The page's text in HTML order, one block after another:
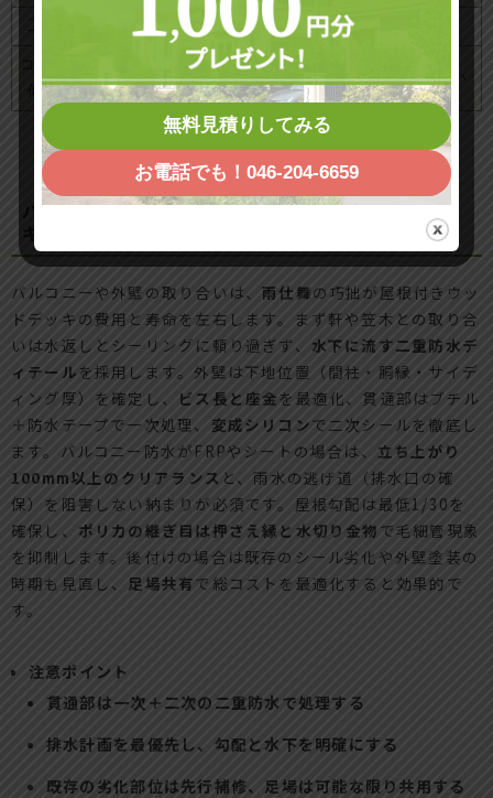
2〜4日
傾向
防水費用が上振れしやすい 基礎費が上振れしやすい
バルコニーや外壁取り合い部分の屋根付きウッドデッ
バルコニーや外壁の取り合いは、雨仕舞の巧拙が屋根付きウッ
ドデッキの費用と寿命を左右します。まず軒や笠木との取り合
いは水返しとシーリングに頼り過ぎず、 水下に流す二重防水デ
ィテールを採用します。外壁は下地位置（間柱・胴縁・サイデ
ィング厚）を確定し、 ビス長と座金 を最適化、貫通部はブチル
＋防水テープで一次処理、 変成シリコンで二次シールを徹底し
ます。バルコニー防水がFRPやシートの場合は、 立ち上がり
100mm以上のクリアランス と、雨水の逃げ道（排水口の確
保）を阻害しない納まりが必須です。屋根勾配は最低1/30を
確保し、 ポリカの継ぎ目は押さえ縁と水切り金物 で毛細管現象
を抑制します。後付けの場合は既存のシール劣化や外壁塗装の
時期も見直し、 足場共有で総コストを最適化すると効果的で
す。
注意ポイント
貫通部は一次＋二次の二重防水で処理する
排水計画を最優先し、勾配と水下を明確にする
既存の劣化部位は先行補修、足場は可能な限り共用する
無料見積りしてみる
お電話でも！046-204-6659